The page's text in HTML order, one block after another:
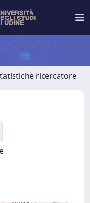
ricercatore